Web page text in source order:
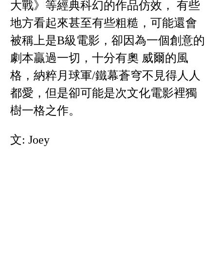
大戰》等經典科幻的作品仿效， 有些
地方看起來甚至有些粗糙，可能還會
被稱上是B級電影，卻因為一個創意的
劇本贏過一切，十分有奧 威爾的風
格，納粹月球軍/鐵幕蒼穹不見得人人
都愛，但是卻可能是次文化電影裡獨
樹一格之作。
文: Joey